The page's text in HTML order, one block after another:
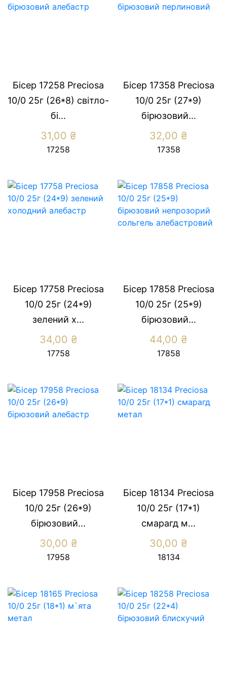
Бісер 17258 Preсiosa
10/0 25г (26*8) свiтло-
бi...
31,00 ₴
17258
Бісер 17358 Preсiosa
10/0 25г (27*9)
бiрюзовий...
32,00 ₴
17358
Бісер 17758 Preciosa
10/0 25г (24*9)
зелений х...
34,00 ₴
17758
Бісер 17858 Preсiosa
10/0 25г (25*9)
бірюзовий...
44,00 ₴
17858
Бісер 17958 Preсiosa
10/0 25г (26*9)
бiрюзовий...
30,00 ₴
17958
Бісер 18134 Preсiosa
10/0 25г (17*1)
смарагд м...
30,00 ₴
18134